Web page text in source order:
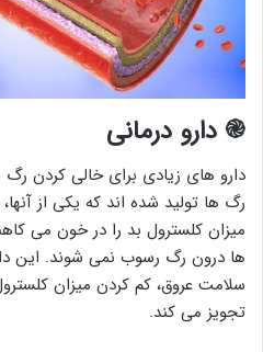
֎ دارو درمانی
دارو های زیادی برای خالی کردن رگ
رگ ها تولید شده اند که یکی از
میزان کلسترول بد را در خون می
ها درون رگ رسوب نمی شوند. این
سلامت عروق، کم کردن میزان
تجویز می کند.